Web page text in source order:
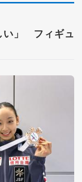
い」 フィギュ